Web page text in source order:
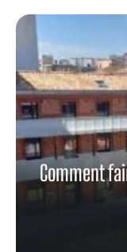
Comment